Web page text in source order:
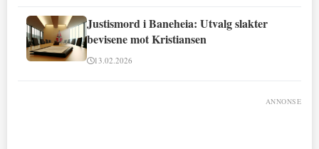
Justismord i Baneheia: Utvalg slakter
bevisene mot Kristiansen
13.02.2026
ANNONSE